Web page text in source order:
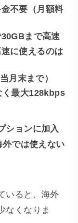
不要（月額料
まで高速
に使えるのは
月末まで）
く最大128kbps
ションに加入
では使えない
いると、海外
なくなりま